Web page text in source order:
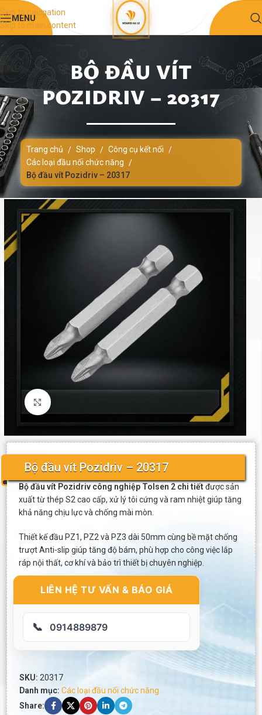
Skip to navigation
Skip to main content
MENU
BỘ ĐẦU VÍT
POZIDRIV – 20317
Trang chủ / Shop / Công cụ kết nối /
Các loại đầu nối chức năng /
Bộ đầu vít Pozidriv – 20317
Click to enlarge
Bộ đầu vít Pozidriv – 20317
Bộ đầu vít Pozidriv công nghiệp Tolsen 2 chi tiết được sản
xuất từ thép S2 cao cấp, xử lý tôi cứng và ram nhiệt giúp tăng
khả năng chịu lực và chống mài mòn.
Thiết kế đầu PZ1, PZ2 và PZ3 dài 50mm cùng bề mặt chống
trượt Anti-slip giúp tăng độ bám, phù hợp cho công việc lắp
ráp nội thất, cơ khí và bảo trì thiết bị chuyên nghiệp.
LIÊN HỆ TƯ VẤN & BÁO GIÁ
📞 0914889879
SKU: 20317
Danh mục: Các loại đầu nối chức năng
Share: